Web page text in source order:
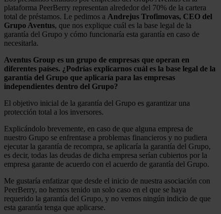
plataforma PeerBerry representan alrededor del 70% de la cartera
total de préstamos. Le pedimos a Andrejus Trofimovas, CEO del
Grupo Aventus, que nos explique cuál es la base legal de la
garantía del Grupo y cómo funcionaría esta garantía en caso de
necesitarla.
Aventus Group es un grupo de empresas que operan en
diferentes países. ¿Podrías explicarnos cuál es la base legal de la
garantía del Grupo que aplicaría para las empresas
independientes dentro del Grupo?
El objetivo inicial de la garantía del Grupo es garantizar una
protección total a los inversores.
Explicándolo brevemente, en caso de que alguna empresa de
nuestro Grupo se enfrentase a problemas financieros y no pudiera
ejecutar la garantía de recompra, se aplicaría la garantía del Grupo,
es decir, todas las deudas de dicha empresa serían cubiertos por la
empresa garante de acuerdo con el acuerdo de garantía del Grupo.
Me gustaría enfatizar que desde el inicio de nuestra asociación con
PeerBerry, no hemos tenido un solo caso en el que se haya
requerido la garantía del Grupo, y no vemos ningún indicio de que
esta garantía tenga que aplicarse.